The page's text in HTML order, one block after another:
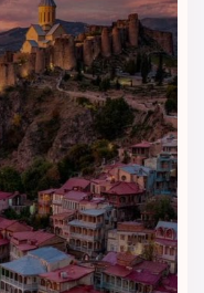
ROOM
اتاق دلوکس کینگ برای
این اتاق بایک تخت کینگ
گشت شهری یا جلسات
نوع تخت:۱ تخت کینگ
راهنمای
پلازا تفلیس